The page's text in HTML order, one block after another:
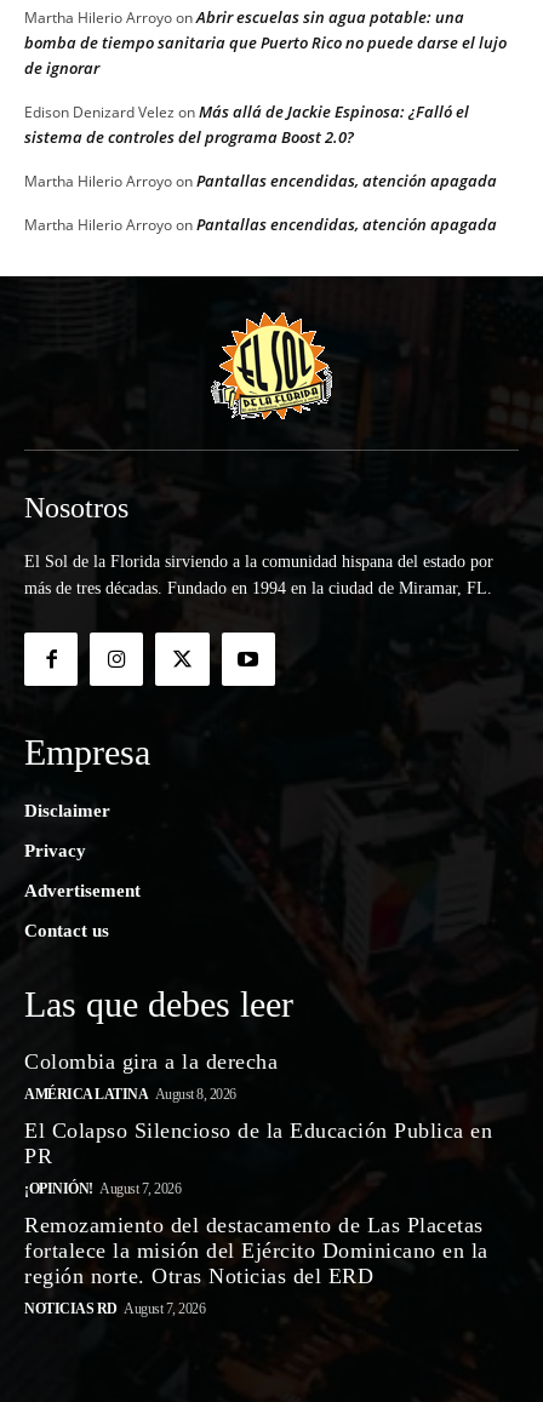
Martha Hilerio ArroyoonAbrir escuelas sin agua potable: una
bomba de tiempo sanitaria que Puerto Rico no puede darse el lujo
de ignorar
Edison Denizard Velez onMás allá de Jackie Espinosa: ¿Falló el
sistema de controles del programa Boost 2.0?
Martha Hilerio ArroyoonPantallas encendidas, atención apagada
Martha Hilerio ArroyoonPantallas encendidas, atención apagada
Nosotros
El Sol de la Florida sirviendo a la comunidad hispana del estado por
más de tres décadas. Fundado en 1994 en la ciudad de Miramar, FL.
Empresa
Disclaimer
Privacy
Advertisement
Contact us
Las que debes leer
Colombia gira a la derecha
AMÉRICA LATINA August 8, 2026
El Colapso Silencioso de la Educación Publica en
PR
¡OPINIÓN! August 7, 2026
Remozamiento del destacamento de Las Placetas
fortalece la misión del Ejército Dominicano en la
región norte. Otras Noticias del ERD
NOTICIAS RD August 7, 2026